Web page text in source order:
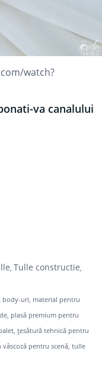
watch?
va canalului
Tulle constructie
body-uri material pentru
plasă premium pentru
țesătură tehnică pentru
pentru scenă tulle